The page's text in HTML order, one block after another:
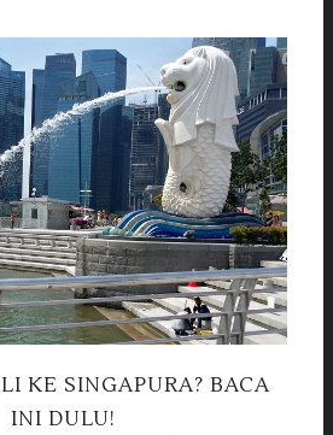
KE SINGAPURA? BACA
INI DULU!